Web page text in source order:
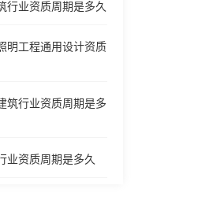
行业资质周期是多久
明工程通用设计资质
筑行业资质周期是多
业资质周期是多久